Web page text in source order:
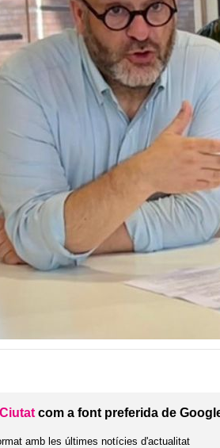
com a font preferida de
amb les últimes notícies d'actualitat